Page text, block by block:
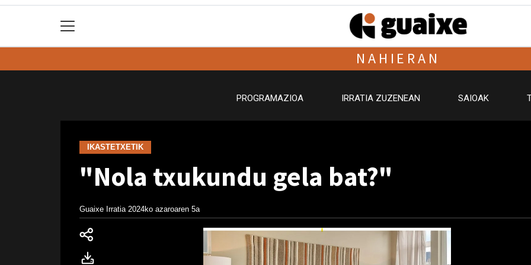
NAHIERAN
PROGRAMAZIOA IRRATIA ZUZENEAN SAIOAK
IKASTETXETIK
"Nola txukundu gela bat?"
Guaixe Irratia 2024ko azaroaren 5a